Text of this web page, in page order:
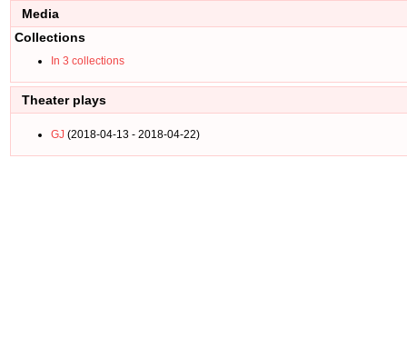
Media
Collections
In 3 collections
Theater plays
GJ (2018-04-13 - 2018-04-22)